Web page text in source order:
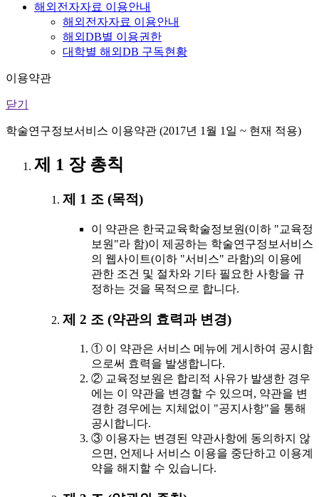
해외전자자료 이용안내
해외전자자료 이용안내
해외DB별 이용권한
대학별 해외DB 구독현황
이용약관
닫기
학술연구정보서비스 이용약관 (2017년 1월 1일 ~ 현재 적용)
제 1 장 총칙
제 1 조 (목적)
이 약관은 한국교육학술정보원(이하 "교육정
보원"라 함)이 제공하는 학술연구정보서비스
의 웹사이트(이하 "서비스" 라함)의 이용에
관한 조건 및 절차와 기타 필요한 사항을 규
정하는 것을 목적으로 합니다.
제 2 조 (약관의 효력과 변경)
① 이 약관은 서비스 메뉴에 게시하여 공시함
으로써 효력을 발생합니다.
② 교육정보원은 합리적 사유가 발생한 경우
에는 이 약관을 변경할 수 있으며, 약관을 변
경한 경우에는 지체없이 "공지사항"을 통해
공시합니다.
③ 이용자는 변경된 약관사항에 동의하지 않
으면, 언제나 서비스 이용을 중단하고 이용계
약을 해지할 수 있습니다.